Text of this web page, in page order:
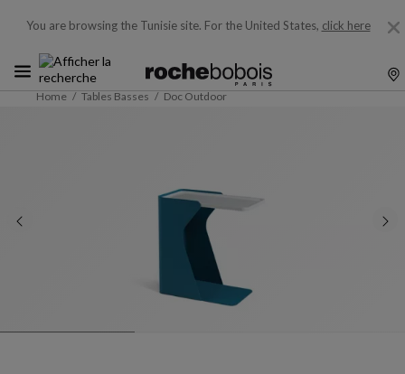
You are browsing the Tunisie site. For the United States, click here
Home Tables Basses Doc Outdoor